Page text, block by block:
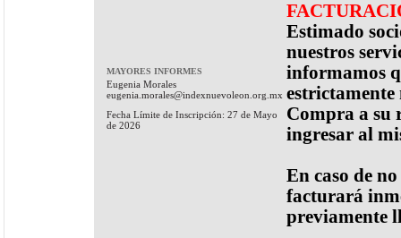
MAYORES INFORMES
Eugenia Morales
eugenia.morales@indexnuevoleon.org.mx
Fecha Límite de Inscripción: 27 de Mayo
de 2026
Estimado
nuestros
informamos
estrictamente
Compra a su
ingresar al
En caso de
facturará
previamente